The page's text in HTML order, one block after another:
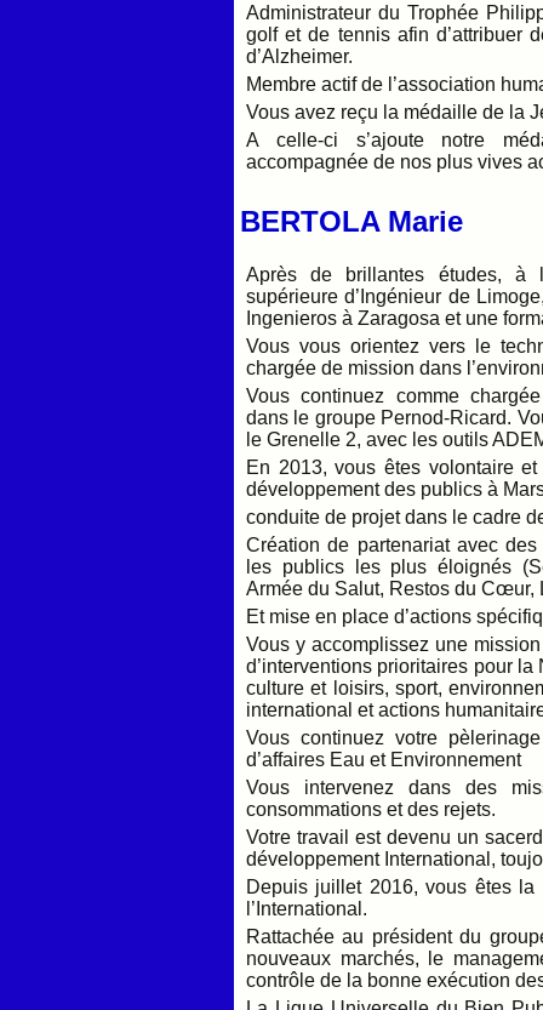
Administrateur du Trophée
golf et de tennis afin d’attribuer
d’Alzheimer.
Membre actif de l’association
Vous avez reçu la médaille de la
A celle-ci s’ajoute notre
accompagnée de nos plus vives
BERTOLA Marie
Après de brillantes études, à
supérieure d’Ingénieur de
Ingenieros à Zaragosa et une
Vous vous orientez vers le
chargée de mission dans
Vous continuez comme
dans le groupe Pernod-Ricard.
le Grenelle 2, avec les outils
En 2013, vous êtes volontaire
développement des publics à
conduite de projet dans le cadre
Création de partenariat avec
les publics les plus éloignés
Armée du Salut, Restos du Cœur,
Et mise en place d’actions
Vous y accomplissez une
d’interventions prioritaires pour
culture et loisirs, sport,
international et actions
Vous continuez votre
d’affaires Eau et Environnement
Vous intervenez dans des
consommations et des rejets.
Votre travail est devenu un
développement International,
Depuis juillet 2016, vous êtes
l’International.
Rattachée au président du
nouveaux marchés, le
contrôle de la bonne exécution